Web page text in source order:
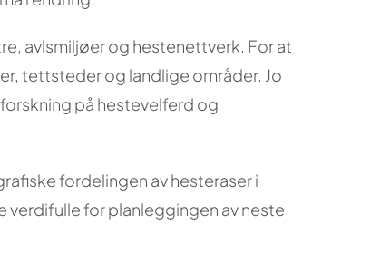
avlsmiljøer og hestenettverk. For at
tettsteder og landlige områder. Jo
på hestevelferd og
fordelingen av hesteraser i
for planleggingen av neste